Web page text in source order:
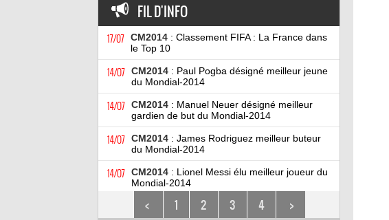
FIL D'INFO
17/07 CM2014: Classement FIFA : La France dans
le Top 10
14/07 CM2014: Paul Pogba désigné meilleur jeune
du Mondial-2014
14/07 CM2014: Manuel Neuer désigné meilleur
gardien de but du Mondial-2014
14/07 CM2014: James Rodriguez meilleur buteur
du Mondial-2014
14/07 CM2014: Lionel Messi élu meilleur joueur du
Mondial-2014
< 1 2 3 4 >